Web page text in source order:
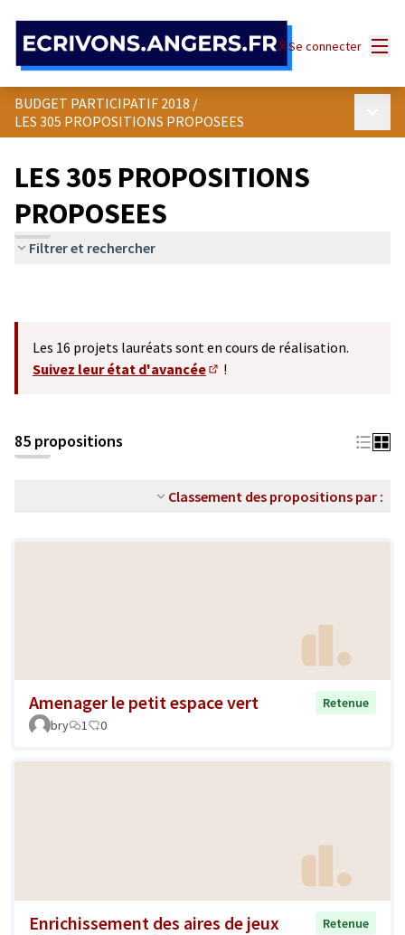
Se connecter
BUDGET PARTICIPATIF 2018 /
LES 305 PROPOSITIONS PROPOSEES
LES 305 PROPOSITIONS
PROPOSEES
Filtrer et rechercher
Les 16 projets lauréats sont en cours de réalisation.
Suivez leur état d'avancée
!
85 propositions
Classement des propositions par :
Amenager le petit espace vert
Retenue
bry
1 0
Enrichissement des aires de jeux
Retenue